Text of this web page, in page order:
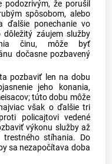
že porušil
spôsobom, alebo
ďalšie ponechanie vo
záujem služby
činu, môže byť
dočasne pozbavený
pozbaviť len na dobu
jeho konania,
túto dobu môže
však o ďalšie tri
policajtovi vedené
výkonu služby až
trestného stíhania. Do
sa nezapočítava doba